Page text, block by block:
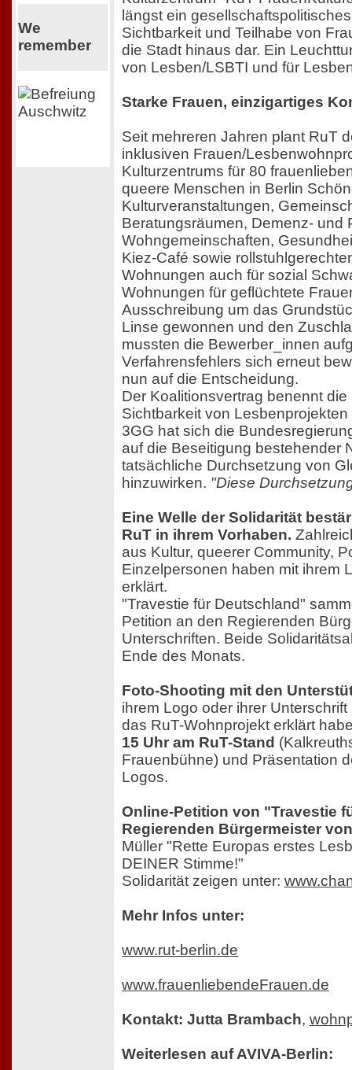
We
remember
längst ein
Sichtbarkeit und Teilhabe von
die Stadt hinaus dar. Ein
von Lesben/LSBTI und für
Starke Frauen, einzigartiges
Seit mehreren Jahren plant RuT
inklusiven Frauen/
Kulturzentrums für 80
queere Menschen in Berlin
Kulturveranstaltungen,
Beratungsräumen, Demenz- und
Wohngemeinschaften,
Kiez-Café sowie
Wohnungen auch für sozial
Wohnungen für geflüchtete
Ausschreibung um das
Linse gewonnen und den
mussten die Bewerber_innen
Verfahrensfehlers sich erneut
nun auf die Entscheidung.
Der Koalitionsvertrag benennt
Sichtbarkeit von Lesbenprojekten
3GG hat sich die
auf die Beseitigung bestehender
tatsächliche Durchsetzung von
hinzuwirken. "Diese
Eine Welle der Solidarität
RuT in ihrem Vorhaben.
aus Kultur, queerer Community,
Einzelpersonen haben mit ihrem
erklärt.
"Travestie für Deutschland"
Petition an den Regierenden
Unterschriften. Beide
Ende des Monats.
Foto-Shooting mit den
ihrem Logo oder ihrer
das RuT-Wohnprojekt erklärt
15 Uhr am RuT-Stand
Frauenbühne) und Präsentation
Logos.
Online-Petition von "Travestie
Regierenden Bürgermeister
Müller "Rette Europas erstes
DEINER Stimme!"
Solidarität zeigen unter:
Mehr Infos unter:
www.rut-berlin.de
www.frauenliebendeFrauen.de
Kontakt: Jutta Brambach,
Weiterlesen auf AVIVA-Berlin: